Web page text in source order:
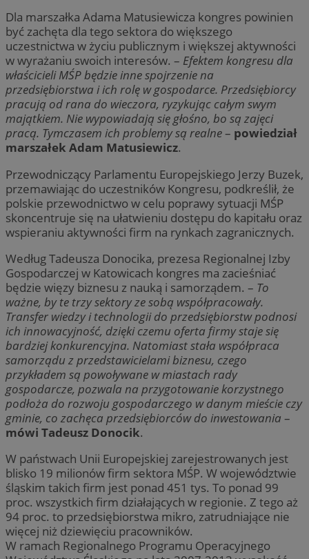
Dla marszałka Adama Matusiewicza kongres powinien
być zachęta dla tego sektora do większego
uczestnictwa w życiu publicznym i większej aktywności
w wyrażaniu swoich interesów. – Efektem kongresu dla
właścicieli MŚP będzie inne spojrzenie na
przedsiębiorstwa i ich rolę w gospodarce. Przedsiębiorcy
pracują od rana do wieczora, ryzykując całym swym
majątkiem. Nie wypowiadają się głośno, bo są zajęci
pracą. Tymczasem ich problemy są realne– powiedział
marszałek Adam Matusiewicz.
Przewodniczący Parlamentu Europejskiego Jerzy Buzek,
przemawiając do uczestników Kongresu, podkreślił, że
polskie przewodnictwo w celu poprawy sytuacji MŚP
skoncentruje się na ułatwieniu dostępu do kapitału oraz
wspieraniu aktywności firm na rynkach zagranicznych.
Według Tadeusza Donocika, prezesa Regionalnej Izby
Gospodarczej w Katowicach kongres ma zacieśniać
będzie więzy biznesu z nauką i samorządem. – To
ważne, by te trzy sektory ze sobą współpracowały.
Transfer wiedzy i technologii do przedsiębiorstw podnosi
ich innowacyjność, dzięki czemu oferta firmy staje się
bardziej konkurencyjna. Natomiast stała współpraca
samorządu z przedstawicielami biznesu, czego
przykładem są powoływane w miastach rady
gospodarcze, pozwala na przygotowanie korzystnego
podłoża do rozwoju gospodarczego w danym mieście czy
gminie, co zachęca przedsiębiorców do inwestowania –
mówi Tadeusz Donocik.
W państwach Unii Europejskiej zarejestrowanych jest
blisko 19 milionów firm sektora MŚP. W województwie
śląskim takich firm jest ponad 451 tys. To ponad 99
proc. wszystkich firm działających w regionie. Z tego aż
94 proc. to przedsiębiorstwa mikro, zatrudniające nie
więcej niż dziewięciu pracowników.
W ramach Regionalnego Programu Operacyjnego